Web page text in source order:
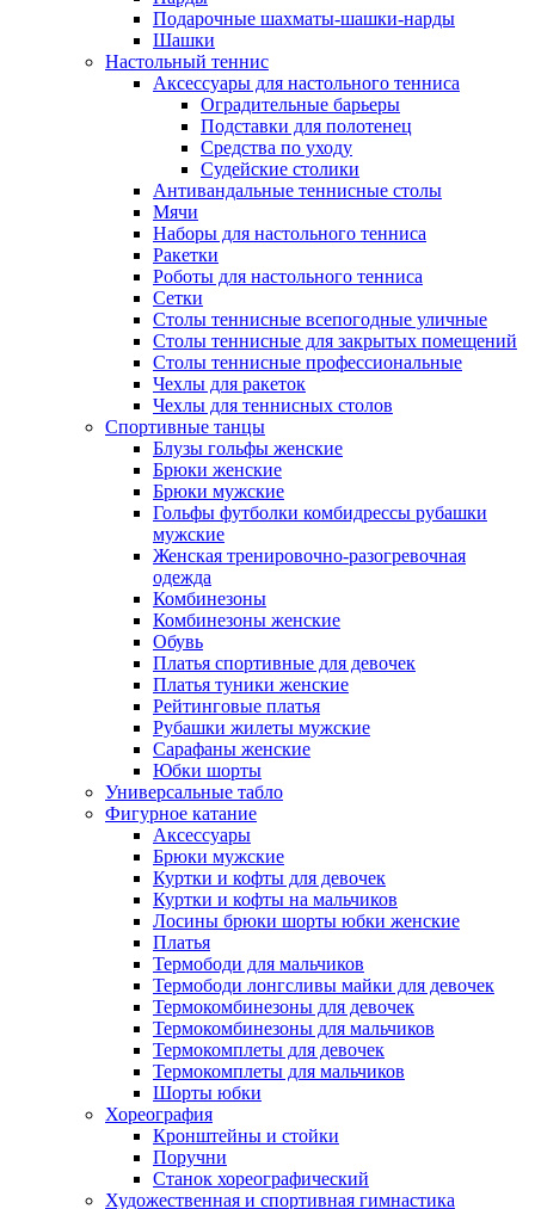
Подарочные шахматы-шашки-нарды
Шашки
Настольный теннис
Аксессуары для настольного тенниса
Оградительные барьеры
Подставки для полотенец
Средства по уходу
Судейские столики
Антивандальные теннисные столы
Мячи
Наборы для настольного тенниса
Ракетки
Роботы для настольного тенниса
Сетки
Столы теннисные всепогодные уличные
Столы теннисные для закрытых помещений
Столы теннисные профессиональные
Чехлы для ракеток
Чехлы для теннисных столов
Спортивные танцы
Блузы гольфы женские
Брюки женские
Брюки мужские
Гольфы футболки комбидрессы рубашки
мужские
Женская тренировочно-разогревочная
одежда
Комбинезоны
Комбинезоны женские
Обувь
Платья спортивные для девочек
Платья туники женские
Рейтинговые платья
Рубашки жилеты мужские
Сарафаны женские
Юбки шорты
Универсальные табло
Фигурное катание
Аксессуары
Брюки мужские
Куртки и кофты для девочек
Куртки и кофты на мальчиков
Лосины брюки шорты юбки женские
Платья
Термободи для мальчиков
Термободи лонгсливы майки для девочек
Термокомбинезоны для девочек
Термокомбинезоны для мальчиков
Термокомплеты для девочек
Термокомплеты для мальчиков
Шорты юбки
Хореография
Кронштейны и стойки
Поручни
Станок хореографический
Художественная и спортивная гимнастика